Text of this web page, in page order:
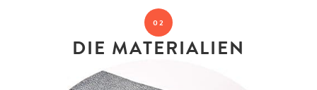
02
DIE MATERIALIEN